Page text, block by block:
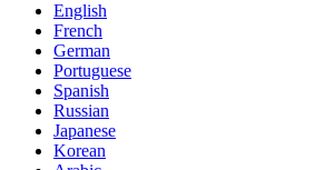
English
French
German
Portuguese
Spanish
Russian
Japanese
Korean